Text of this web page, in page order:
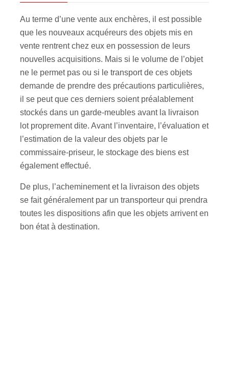
Au terme d’une vente aux enchères, il est possible
que les nouveaux acquéreurs des objets mis en
vente rentrent chez eux en possession de leurs
nouvelles acquisitions. Mais si le volume de l’objet
ne le permet pas ou si le transport de ces objets
demande de prendre des précautions particulières,
il se peut que ces derniers soient préalablement
stockés dans un garde-meubles avant la livraison
lot proprement dite. Avant l’inventaire, l’évaluation et
l’estimation de la valeur des objets par le
commissaire-priseur, le stockage des biens est
également effectué.
De plus, l’acheminement et la livraison des objets
se fait généralement par un transporteur qui prendra
toutes les dispositions afin que les objets arrivent en
bon état à destination.